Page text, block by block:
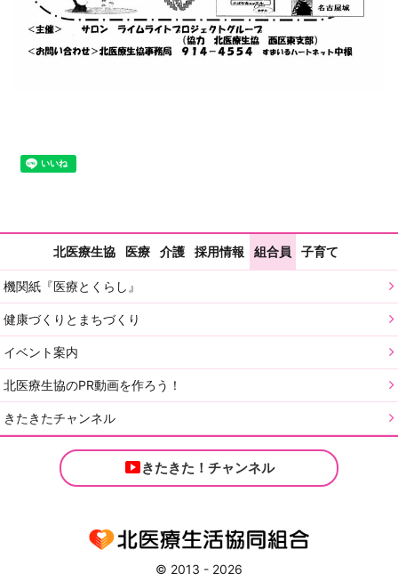
北医療生協 医療 介護 採用情報 組合員 子育て
機関紙『医療とくらし』
健康づくりとまちづくり
イベント案内
北医療生協のPR動画を作ろう！
きたきたチャンネル
きたきた！チャンネル
© 2013 - 2026